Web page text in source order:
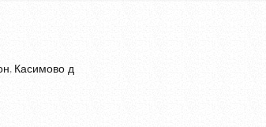
, Касимово д